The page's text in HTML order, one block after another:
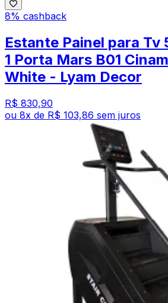
8% cashback
Estante Painel para Tv
1 Porta Mars B01
White - Lyam Decor
R$ 830,90
ou 8x de R$ 103,86 sem juros